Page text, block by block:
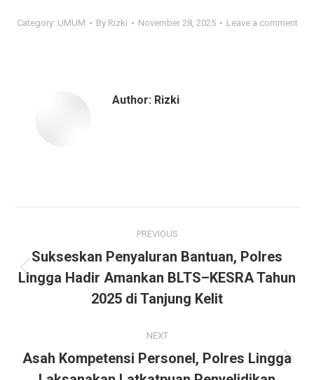
Category: UMUM By Rizki November 28, 2025 Leave a comment
Author: Rizki
navigation
PREVIOUS
Previous
post:
Sukseskan Penyaluran Bantuan, Polres
Lingga Hadir Amankan BLTS–KESRA Tahun
2025 di Tanjung Kelit
NEXT
Next
Asah Kompetensi Personel, Polres Lingga